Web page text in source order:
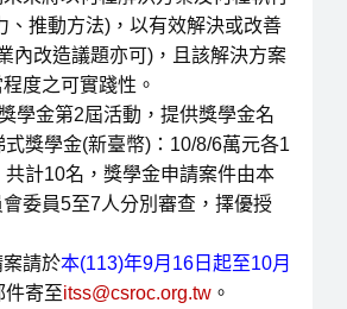
、推動方法)，以有效解決或改善
內改造議題亦可)，且該解決方案
度之可實踐性。
學金第2屆活動，提供獎學金名
獎學金(新臺幣)：10/8/6萬元各1
計10名，獎學金申請案件由本
委員5至7人分別審查，擇優授
請於本(113)年9月16日起至10月
件寄至itss@csroc.org.tw。